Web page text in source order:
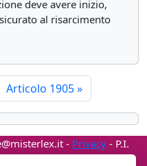
deve avere inizio,
al risarcimento
Articolo 1905»
- Privacy - P.I.